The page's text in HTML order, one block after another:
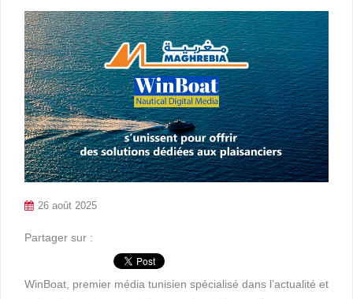
26 août 2025
Partager sur :
WinBoat, premier média tunisien spécialisé dans l’actualité et